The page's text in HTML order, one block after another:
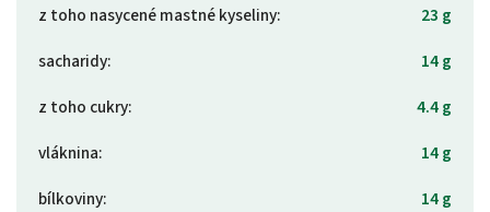
z toho nasycené mastné kyseliny:
23 g
sacharidy:
14 g
z toho cukry:
4.4 g
vláknina:
14 g
bílkoviny:
14 g